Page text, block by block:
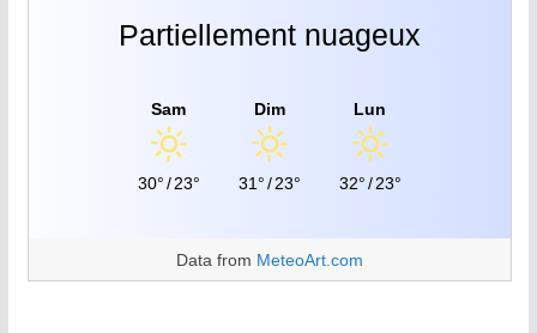
Partiellement nuageux
Sam
30°/23°
Dim
31°/23°
Lun
32°/23°
Data from MeteoArt.com